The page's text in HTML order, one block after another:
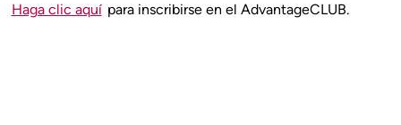
Haga clic aquí para inscribirse en el AdvantageCLUB.